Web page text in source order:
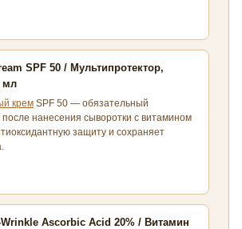
SPF 50 / Мультипротектор,
мл
крем SPF 50 — обязательный
нанесения сыворотки с витамином
защиту и сохраняет
Ascorbic Acid 20% / Витамин